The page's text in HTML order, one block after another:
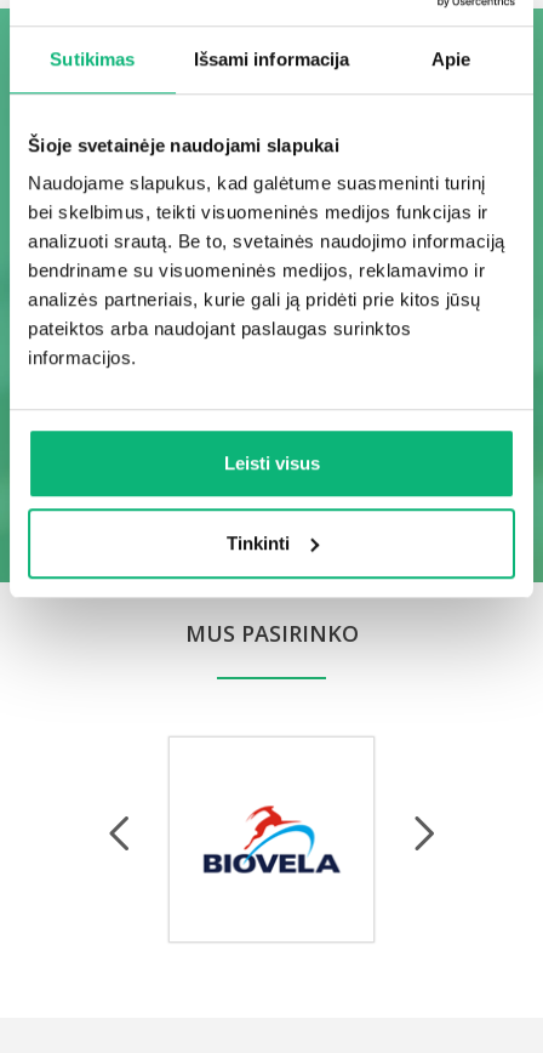
Sutikimas Išsami informacija Apie
Šioje svetainėje naudojami slapukai
Naudojame slapukus, kad galėtume suasmeninti turinį
bei skelbimus, teikti visuomeninės medijos funkcijas ir
analizuoti srautą. Be to, svetainės naudojimo informaciją
bendriname su visuomeninės medijos, reklamavimo ir
analizės partneriais, kurie gali ją pridėti prie kitos jūsų
pateiktos arba naudojant paslaugas surinktos
informacijos.
Leisti visus
Tinkinti
FUNKCIJOS
Projektų valdymas
RODYTI DAUGIAU
MUS PASIRINKO